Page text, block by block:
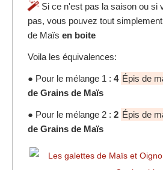
Si ce n'est pas la saison ou si
pas, vous pouvez tout
de Maïs en boite
Voila les équivalences:
● Pour le mélange 1 : 4 Épis de
de Grains de Maïs
● Pour le mélange 2 : 2 Épis de
de Grains de Maïs